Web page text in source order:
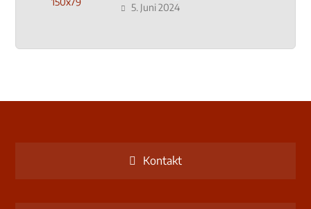
Schulzentrum-Neubau
5. Juni 2024
Kontakt